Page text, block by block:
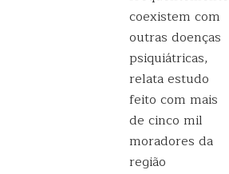
coexistem com
outras doenças
psiquiátricas,
relata estudo
feito com mais
de cinco mil
moradores da
região